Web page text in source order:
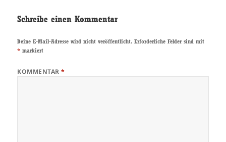
Schreibe einen Kommentar
Deine E-Mail-Adresse wird nicht veröffentlicht. Erforderliche Felder sind mit
* markiert
KOMMENTAR*